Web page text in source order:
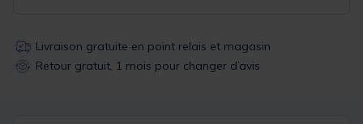
Livraison gratuite en point relais et magasin
Retour gratuit, 1 mois pour changer d’avis